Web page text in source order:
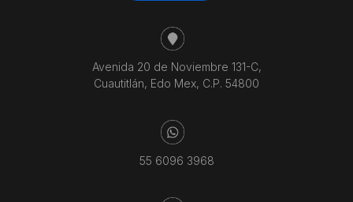
Avenida 20 de Noviembre 131-C,
Cuautitlán, Edo Mex, C.P. 54800
55 6096 3968